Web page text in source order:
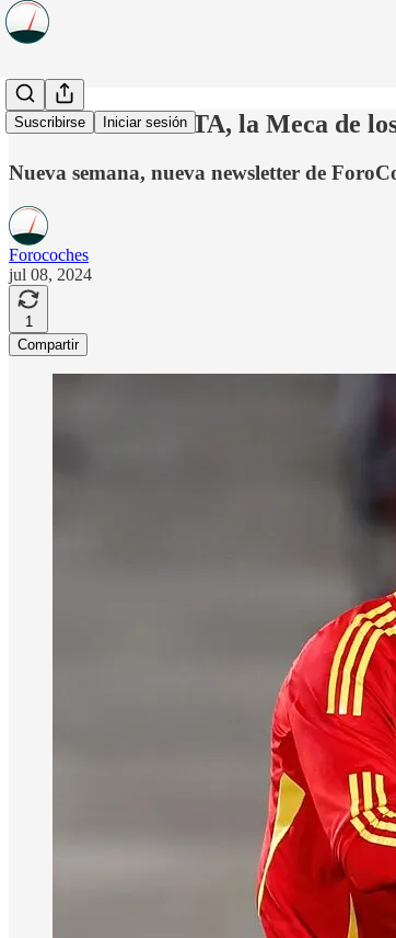
Suscribirse Iniciar sesión
Morata EXPLOTA, la Meca de
Nueva semana, nueva newsletter de
Forocoches
jul 08, 2024
1
Compartir